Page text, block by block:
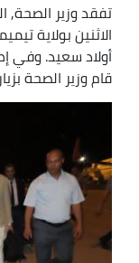
تفقد وزير الصحة,
الاثنين بولاية
أولاد سعيد. وفي
قام وزير الصحة